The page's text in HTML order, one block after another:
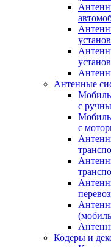
Антенные
с
с
Кодеры и